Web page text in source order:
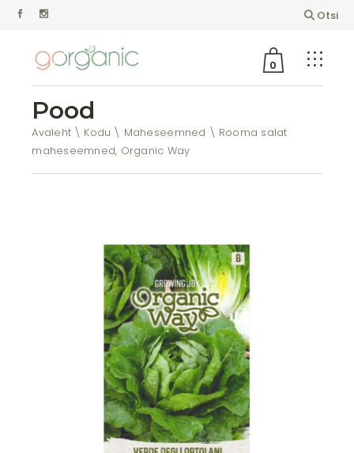
Otsi
0
Pood
Avaleht Kodu Maheseemned
Rooma salat
maheseemned, Organic Way